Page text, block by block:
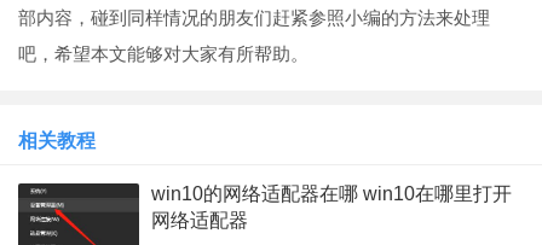
部内容，碰到同样情况的朋友们赶紧参照小编的方法来处理
吧，希望本文能够对大家有所帮助。
相关教程
win10的网络适配器在哪 win10在哪里打开
网络适配器